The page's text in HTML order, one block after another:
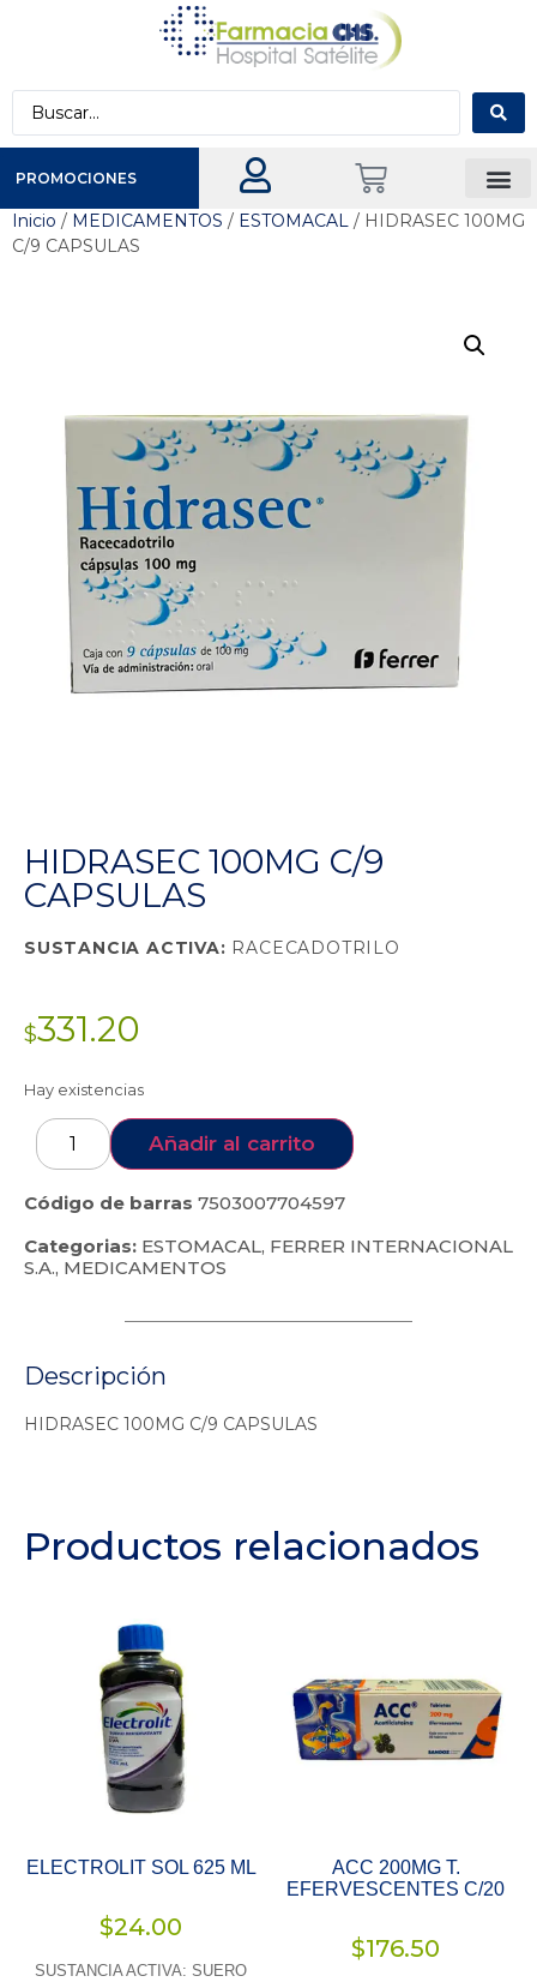
PROMOCIONES
Inicio / MEDICAMENTOS / ESTOMACAL / HIDRASEC 100MG
C/9 CAPSULAS
HIDRASEC 100MG C/9
CAPSULAS
SUSTANCIA ACTIVA: RACECADOTRILO
$331.20
Hay existencias
Añadir al carrito
Código de barras 7503007704597
Categorias: ESTOMACAL, FERRER INTERNACIONAL
S.A., MEDICAMENTOS
Descripción
HIDRASEC 100MG C/9 CAPSULAS
Productos relacionados
ELECTROLIT SOL 625 ML
$24.00
SUSTANCIA ACTIVA: SUERO
ACC 200MG T.
EFERVESCENTES C/20
$176.50